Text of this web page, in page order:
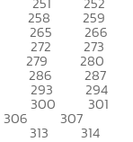
258 259
265 266
272 273
279 280
286 287
293 294
300 301
306 307
313 314